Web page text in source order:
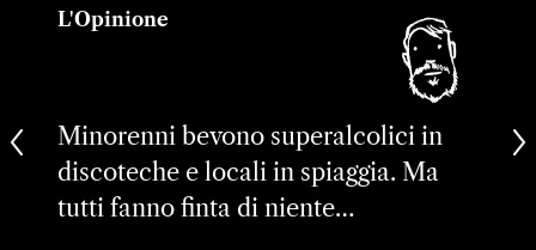
L'Opinione
Minorenni bevono superalcolici in
discoteche e locali in spiaggia. Ma
tutti fanno finta di niente…